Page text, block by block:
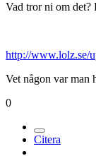
Vad tror ni om det?
http://www.lolz.se/
Vet någon var man
0
Citera